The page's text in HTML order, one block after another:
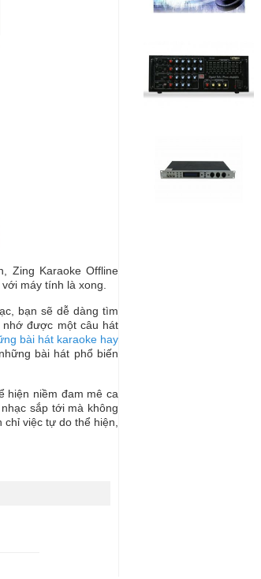
Zing Karaoke Offline
máy tính là xong.
bạn sẽ dễ dàng tìm
được một câu hát
bài hát karaoke hay
bài hát phổ biến
hiện niềm đam mê ca
sắp tới mà không
việc tự do thể hiện,